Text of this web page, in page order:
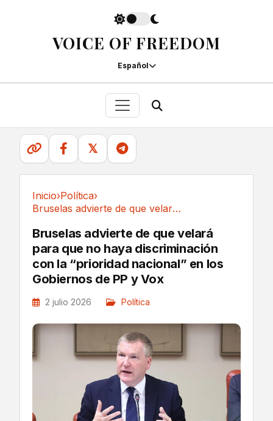
VOICE OF FREEDOM
Español
𝕏
Inicio›Política›
Bruselas advierte de que velará para que no...
Bruselas advierte de que velará
para que no haya discriminación
con la “prioridad nacional” en los
Gobiernos de PP y Vox
2 julio 2026 Política